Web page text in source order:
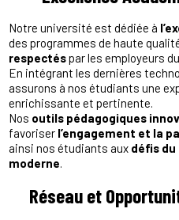
Notre université est dédiée à
des programmes de haute
respectéspar les employeurs
En intégrant les dernières
assurons à nos étudiants une
enrichissante et pertinente.
Nos outils pédagogiques
favoriser l’engagement et la
ainsi nos étudiants aux défis
moderne.
Réseau et